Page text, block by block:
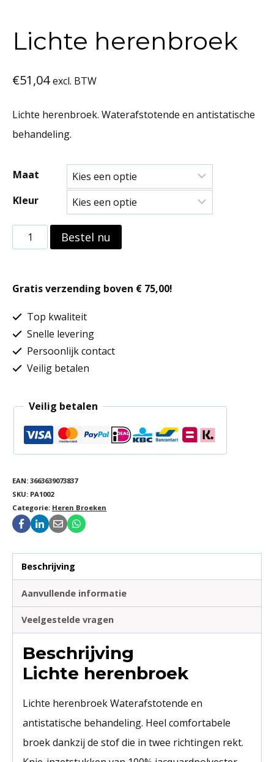
Lichte herenbroek
€51,04 excl. BTW
Lichte herenbroek. Waterafstotende en antistatische
behandeling.
Maat
Kleur
Lichte
herenbroek
Bestel nu
Gratis verzending boven € 75,00!
Top kwaliteit
Snelle levering
Persoonlijk contact
Veilig betalen
Veilig betalen
EAN: 3663639073837
SKU: PA1002
Categorie: Heren Broeken
Beschrijving
Aanvullende informatie
Veelgestelde vragen
Beschrijving
Lichte herenbroek
Lichte herenbroek Waterafstotende en
antistatische behandeling. Heel comfortabele
broek dankzij de stof die in twee richtingen rekt.